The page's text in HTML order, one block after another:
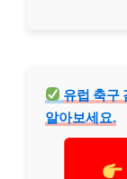
유럽 축구
알아보세요.